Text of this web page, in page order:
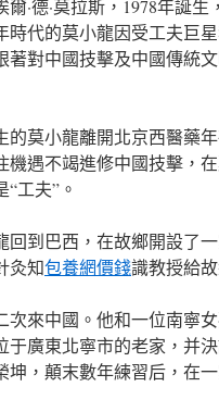
爾·德·莫拉斯，1978年誕
時代的莫小龍因受工夫巨
著對中國技擊及中國傳統
的莫小龍離開北京西醫藥
機遇不竭進修中國技擊，
工夫”。
回到巴西，在故鄉開設了
灸知包養網價錢識教授給
次來中國。他和一位南寧
于廣東北寧市的老家，并
坤，顛末數年練習后，在